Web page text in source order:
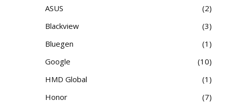
ASUS
2
Blackview
3
Bluegen
1
Google
10
HMD Global
1
Honor
7